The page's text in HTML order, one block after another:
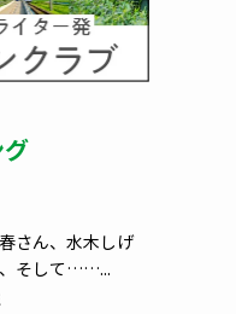
さん、水木しげ
そして……...